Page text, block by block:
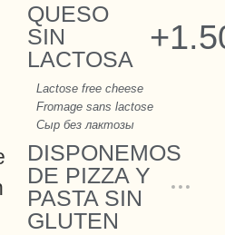
QUESO
SIN
LACTOSA
Lactose free cheese
Fromage sans lactose
Сыр без лактозы
DISPONEMOS
DE PIZZA Y
PASTA SIN
GLUTEN